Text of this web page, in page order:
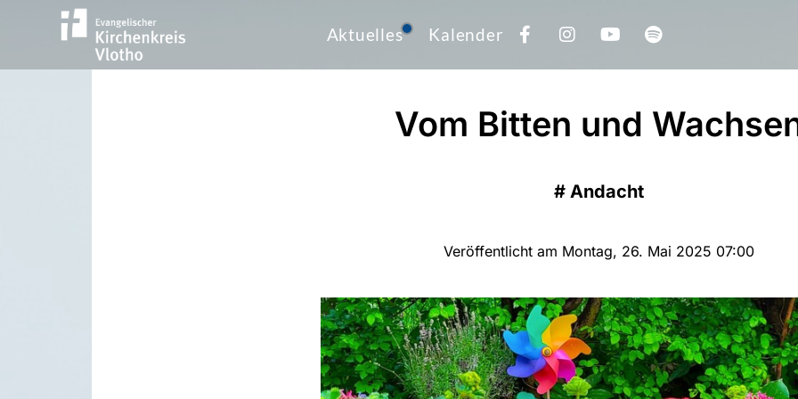
Aktuelles Kalender
Vom Bitten und
# Andacht
Veröffentlicht am Montag, 26. Mai 2025 07:00